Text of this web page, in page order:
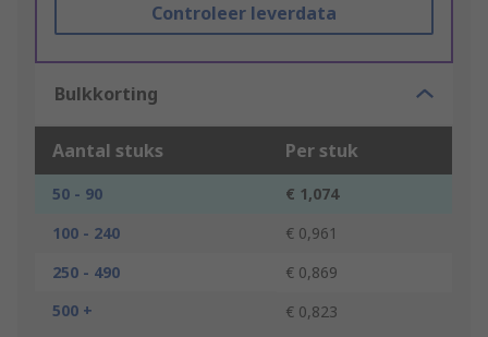
Controleer leverdata
Bulkkorting
Aantal stuks Per stuk
50 - 90
€ 1,074
100 - 240
€ 0,961
250 - 490
€ 0,869
500 +
€ 0,823